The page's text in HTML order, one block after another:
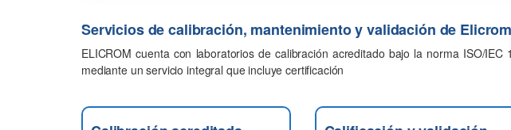
Servicios de calibración, mantenimiento y validación de Elicrom
ELICROM cuenta con laboratorios de calibración acreditado bajo la norma ISO/
mediante un servicio integral que incluye certificación